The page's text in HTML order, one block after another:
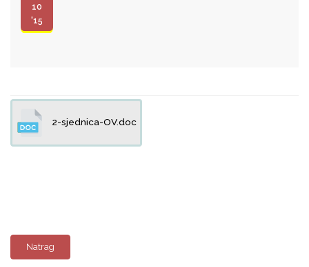
10
'15
2-sjednica-OV.doc
Natrag